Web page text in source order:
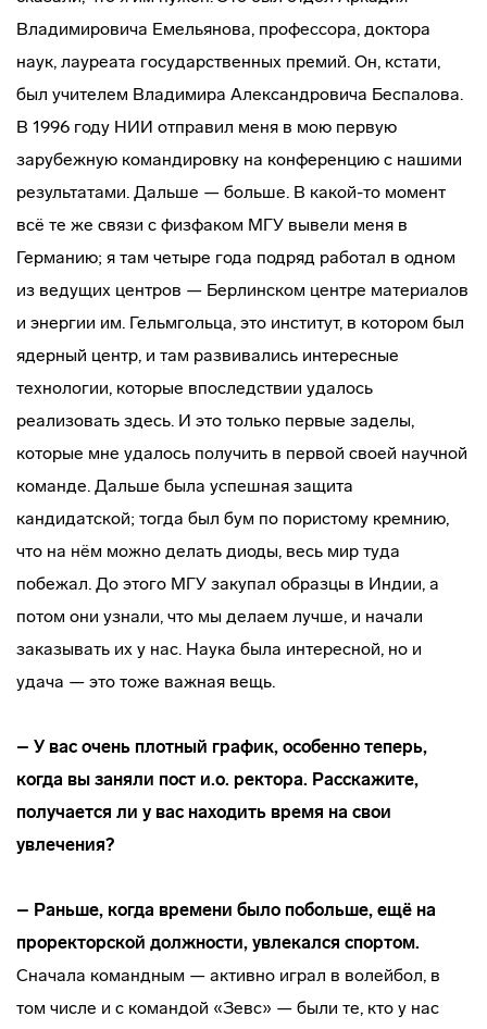
Владимировича Емельянова, профессора, доктора
наук, лауреата государственных премий. Он, кстати,
был учителем Владимира Александровича Беспалова.
В 1996 году НИИ отправил меня в мою первую
зарубежную командировку на конференцию с нашими
результатами. Дальше — больше. В какой-то момент
всё те же связи с физфаком МГУ вывели меня в
Германию; я там четыре года подряд работал в одном
из ведущих центров — Берлинском центре материалов
и энергии им. Гельмгольца, это институт, в котором был
ядерный центр, и там развивались интересные
технологии, которые впоследствии удалось
реализовать здесь. И это только первые заделы,
которые мне удалось получить в первой своей научной
команде. Дальше была успешная защита
кандидатской; тогда был бум по пористому кремнию,
что на нём можно делать диоды, весь мир туда
побежал. До этого МГУ закупал образцы в Индии, а
потом они узнали, что мы делаем лучше, и начали
заказывать их у нас. Наука была интересной, но и
удача — это тоже важная вещь.
– У вас очень плотный график, особенно теперь,
когда вы заняли пост и.о. ректора. Расскажите,
получается ли у вас находить время на свои
увлечения?
– Раньше, когда времени было побольше, ещё на
проректорской должности, увлекался спортом.
Сначала командным — активно играл в волейбол, в
том числе и с командой «Зевс» — были те, кто у нас